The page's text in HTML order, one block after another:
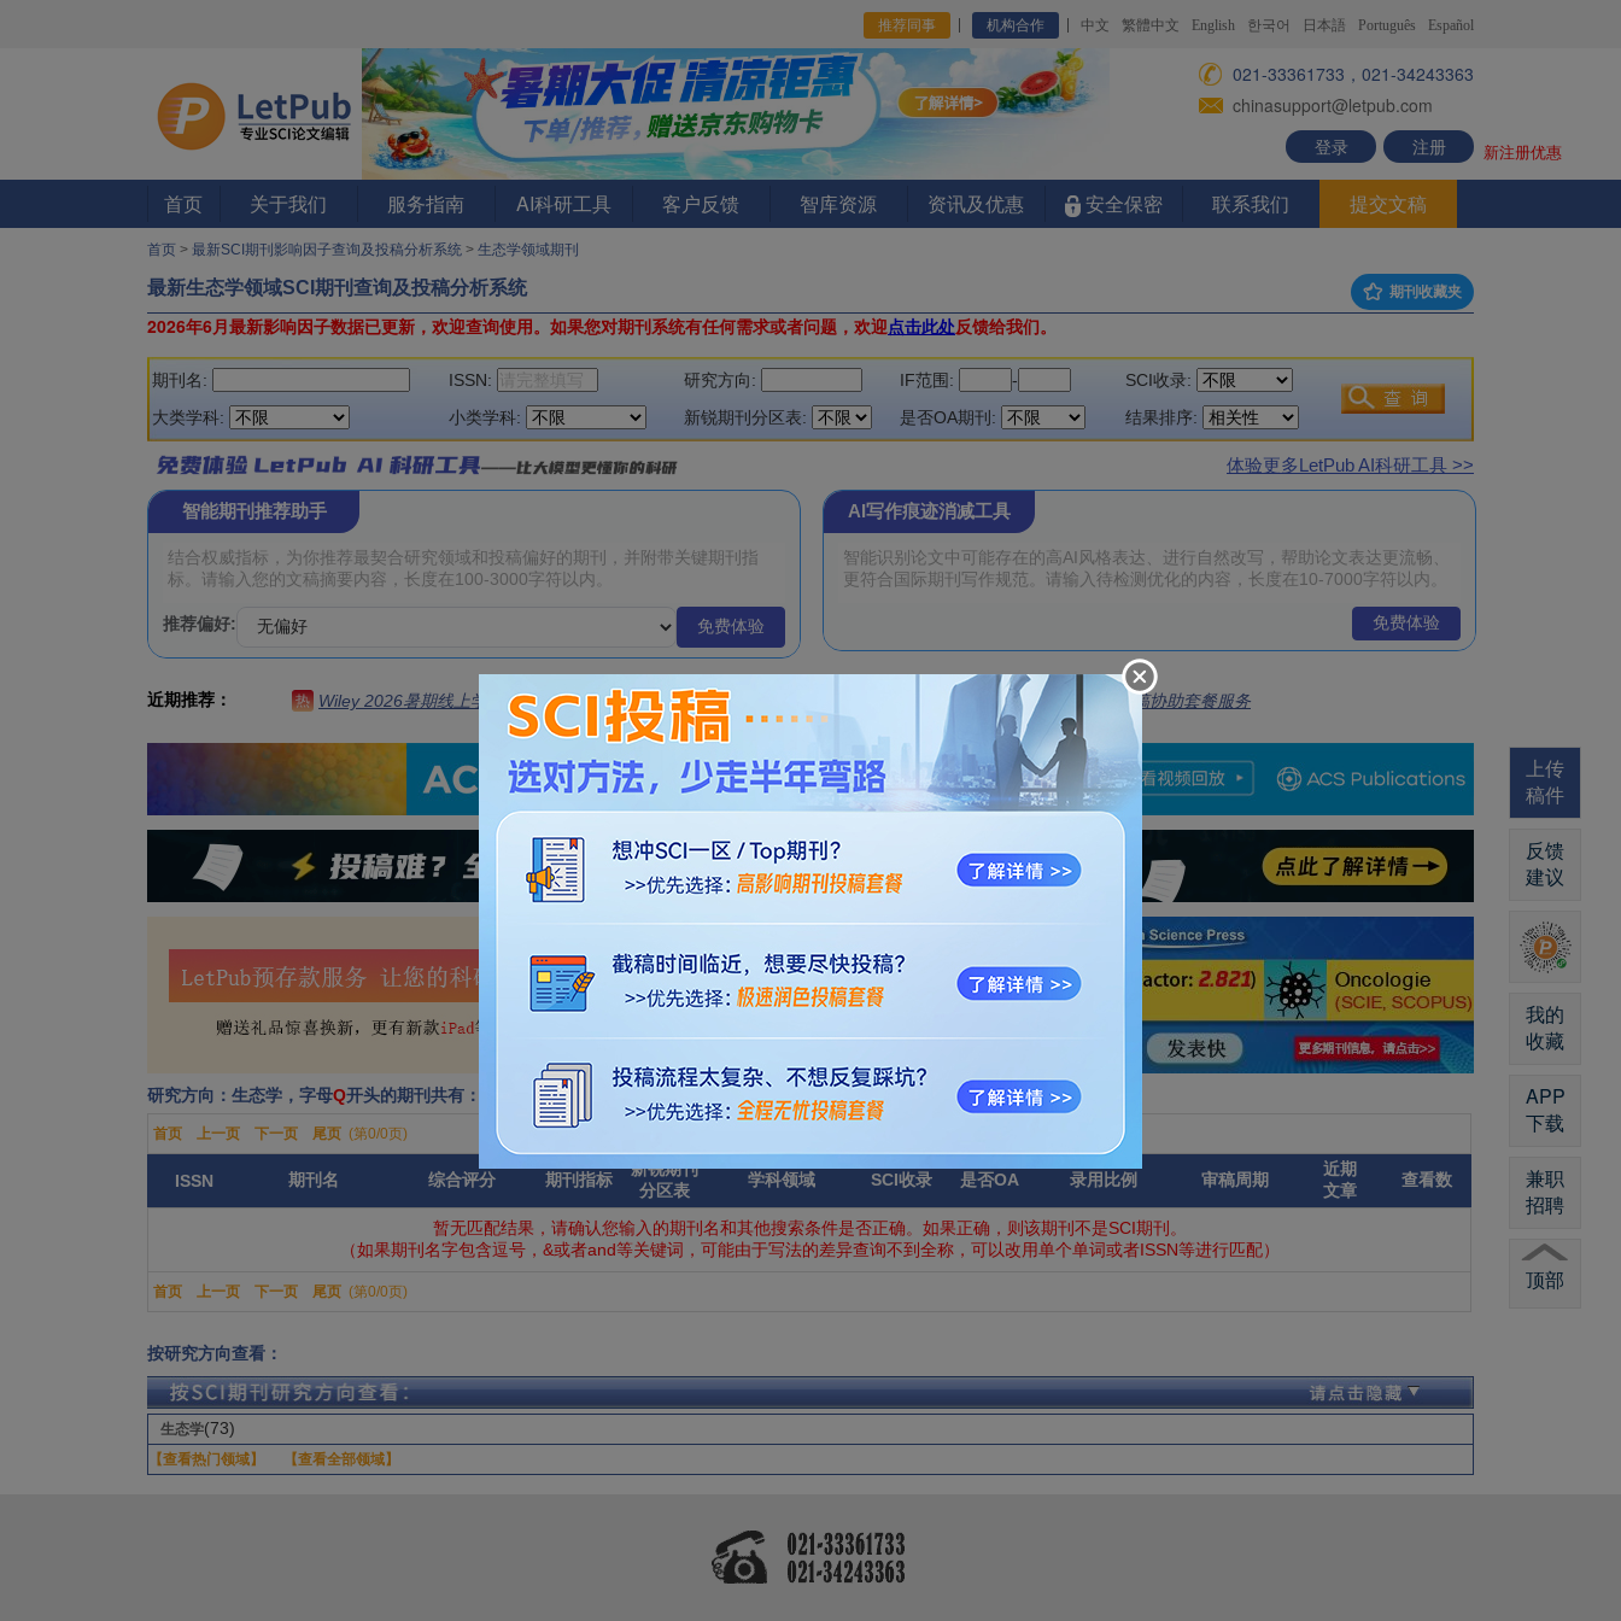
推荐同事 机构合作 中文 繁體中文 English 한국어 日本語 Português Español
021-33361733，021-34243363
chinasupport@letpub.com
登录
注册 新注册优惠
首页 关于我们 服务指南 AI科研工具 客户反馈 智库资源 资讯及优惠 安全保密 联系我们 提交文稿
首页 > 最新SCI期刊影响因子查询及投稿分析系统 > 生态学领域期刊
最新生态学领域SCI期刊查询及投稿分析系统 期刊收藏夹
2026年6月最新影响因子数据已更新，欢迎查询使用。 如果您对期刊系统有任何需求或者问题，欢迎点击此处反馈给我们。
期刊名: ISSN: 研究方向: IF范围: -
SCI收录:
大类学科:
小类学科: 新锐期刊分区表: 是否OA期刊: 结果排序:
体验更多LetPub AI科研工具 >>
智能期刊推荐助手
推荐偏好: 免费体验
AI写作痕迹消减工具
免费体验
近期推荐： 热 Wiley 2026暑期线上学习营 | 报名正式开启！ 热 多本ABS四星！优质经管国际期刊列表 全流程投稿协助套餐服务
研究方向：生态学，字母Q开头的期刊共有：0份
首页 上一页 下一页 尾页 (第0/0页)
ISSN 期刊名 综合评分 期刊指标
新锐期刊
分区表
学科领域 SCI收录 是否OA 录用比例 审稿周期
近期
文章
查看数
暂无匹配结果，请确认您输入的期刊名和其他搜索条件是否正确。如果正确，则该期刊不是SCI期刊。
（如果期刊名字包含逗号，&或者and等关键词，可能由于写法的差异查询不到全称，可以改用单个单词或者ISSN等进行匹配）
首页 上一页 下一页 尾页 (第0/0页)
按研究方向查看：
生态学(73)
【查看热门领域】 【查看全部领域】
上传
稿件
反馈
建议
我的
收藏
APP
下载
兼职
招聘
顶部